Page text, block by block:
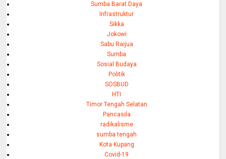
Sumba Barat Daya
Infrastruktur
Sikka
Jokowi
Sabu Raijua
Sumba
Sosial Budaya
Politik
SOSBUD
HTI
Timor Tengah Selatan
Pancasila
radikalisme
sumba tengah
Kota Kupang
Covid-19